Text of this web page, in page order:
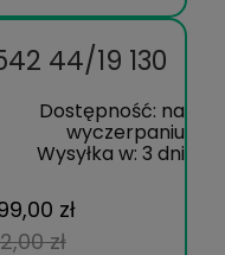
44/19 130
Dostępność: na
wyczerpaniu
Wysyłka w: 3 dni
zł
zł